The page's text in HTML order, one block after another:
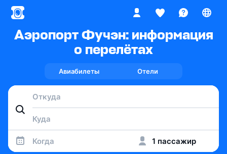
Аэропорт Фучэн: информация
о перелётах
Авиабилеты Отели
Когда 1 пассажир